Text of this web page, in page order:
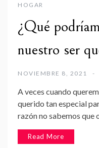
HOGAR
¿Qué
nuestro ser
NOVIEMBRE 8, 2021
A veces cuando
querido tan especial
razón no sabemos que
Read More